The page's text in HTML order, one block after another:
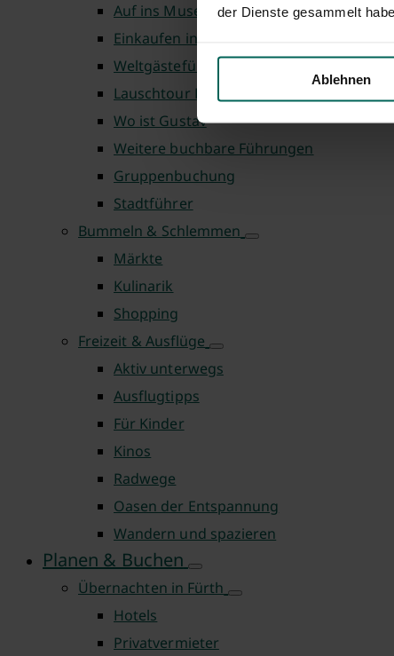
der Dienste gesammelt
Ablehnen
Auf ins Museum
Einkaufen in Fürth
Weltgästeführertag
Lauschtour Fürth
Wo ist Gustav
Weitere buchbare Führungen
Gruppenbuchung
Stadtführer
Bummeln & Schlemmen
Märkte
Kulinarik
Shopping
Freizeit & Ausflüge
Aktiv unterwegs
Ausflugtipps
Für Kinder
Kinos
Radwege
Oasen der Entspannung
Wandern und spazieren
Planen & Buchen
Übernachten in Fürth
Hotels
Privatvermieter